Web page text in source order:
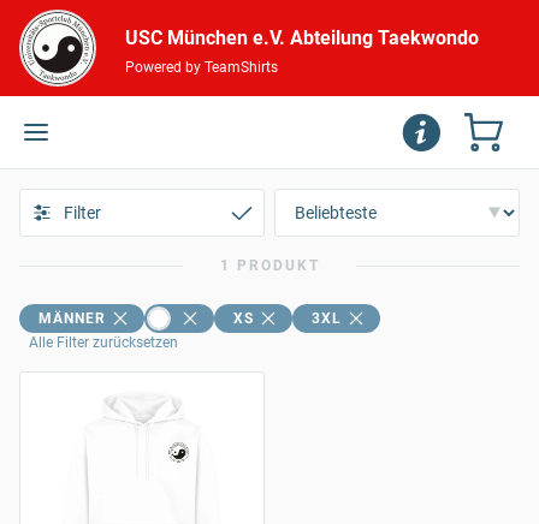
USC München e.V. Abteilung Taekwondo
Powered by TeamShirts
Filter
1 PRODUKT
MÄNNER XS
3XL
Alle Filter zurücksetzen